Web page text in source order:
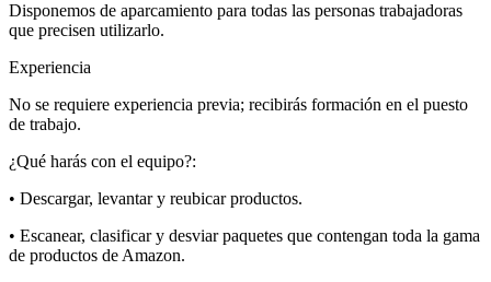
Disponemos de aparcamiento para todas las personas trabajadoras
que precisen utilizarlo.
Experiencia
No se requiere experiencia previa; recibirás formación en el puesto
de trabajo.
¿Qué harás con el equipo?:
• Descargar, levantar y reubicar productos.
• Escanear, clasificar y desviar paquetes que contengan toda la gama
de productos de Amazon.